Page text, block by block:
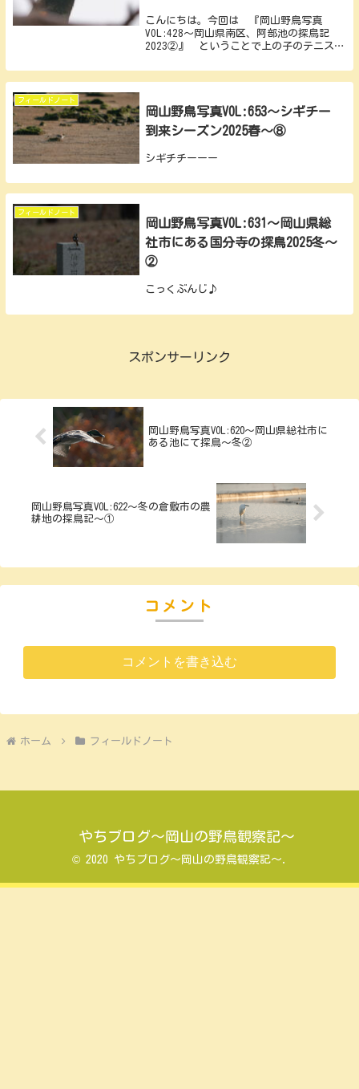
こんにちは。今回は 『岡山野鳥写真
VOL:428～岡山県南区、阿部池の探鳥記
2023②』 ということで上の子のテニス大
とやってまいりました。 この日訪れた阿
部池の様子などは別の記事にまとめてあり
フィールドノート
岡山野鳥写真VOL:653～シギチー
到来シーズン2025春～⑧
シギチチーーー
フィールドノート
岡山野鳥写真VOL:631～岡山県総
社市にある国分寺の探鳥2025冬～
②
こっくぶんじ♪
スポンサーリンク
岡山野鳥写真VOL:620～岡山県総社市に
ある池にて探鳥～冬②
岡山野鳥写真VOL:622～冬の倉敷市の農
耕地の探鳥記～①
コメント
コメントを書き込む
ホーム フィールドノート
やちブログ～岡山の野鳥観察記～
© 2020 やちブログ～岡山の野鳥観察記～.